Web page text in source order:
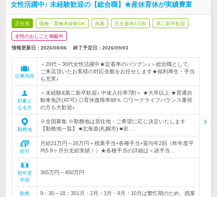
女性活躍中♪ 未経験歓迎の【総合職】★産休育休が実績豊富
正社員 職種・業種未経験OK 急募 完全週休2日制 第二新卒歓迎
女性のおしごと掲載中
情報更新日：2026/08/06 終了予定日： 2026/09/03
仕事内容
＜20代～30代女性活躍中★定着率のバツグン♪＞総合職として、
ご来店頂いたお客様の対応全般をお任せします★福利厚生・手当
も充実♪
対象と
なる方
＜未経験&第二新卒歓迎♪ 中途入社率7割＞ ★大卒以上 ★普通自
動車免許(AT可) ◎育休復帰率88％ ◎ワークライフバランス重視
の方も大歓迎♪
勤務地
※全国募集 ※勤務地は居住地・ご希望に応じ決定いたします
【勤務地一覧】 ■北海道(札幌市) ■岩…
給与
月給21万円～26万円＋残業手当+各種手当+賞与年2回（昨年度平
均5.8ヶ月分支給実績！）★各種手当の詳細は＜諸手当…
初年度
年収
365万円～450万円
勤務
9：30～18：301月・2月・3月・9月・10月は繁忙期のため、残業